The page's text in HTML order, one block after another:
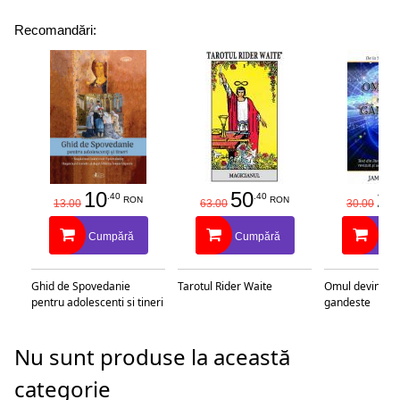
Recomandări:
13.00 10.40 RON
Cumpără
Ghid de Spovedanie
pentru adolescenti si tineri
63.00 50.40 RON
Cumpără
Tarotul Rider Waite
30.00 25
Omul devine
gandeste
Nu sunt produse la această
categorie